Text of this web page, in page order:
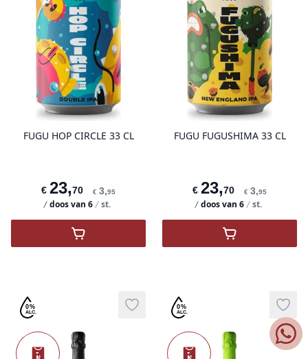
FUGU HOP CIRCLE 33 CL
€ 23,70
doos van 6
€ 3,95
st.
product variant items in cart, view
,FUGU Hop Circle 33 cl
FUGU FUGUSHIMA 33 CL
€ 23,70
doos van 6
€ 3,95
st.
,FUGU
Zonder alcohol
0%
ALC.
Nieuw
Add to wishlist
Zonder alcohol
0%
ALC.
Nieuw
Add